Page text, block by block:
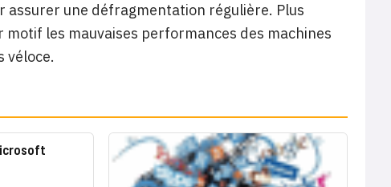
assurer une défragmentation régulière. Plus
les mauvaises performances des machines
véloce.